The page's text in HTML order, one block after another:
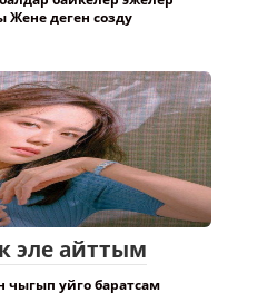
байкелер эжелер
эле айттым